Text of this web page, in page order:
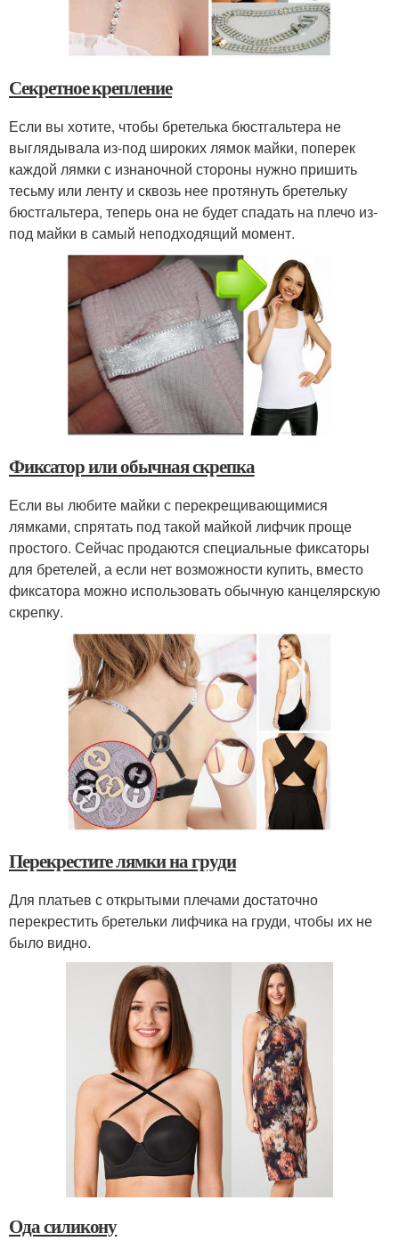
Секретное крепление
Если вы хотите, чтобы бретелька бюстгальтера не
выглядывала из-под широких лямок майки, поперек
каждой лямки с изнаночной стороны нужно пришить
тесьму или ленту и сквозь нее протянуть бретельку
бюстгальтера, теперь она не будет спадать на плечо из-
под майки в самый неподходящий момент.
Фиксатор или обычная скрепка
Если вы любите майки с перекрещивающимися
лямками, спрятать под такой майкой лифчик проще
простого. Сейчас продаются специальные фиксаторы
для бретелей, а если нет возможности купить, вместо
фиксатора можно использовать обычную канцелярскую
скрепку.
Перекрестите лямки на груди
Для платьев с открытыми плечами достаточно
перекрестить бретельки лифчика на груди, чтобы их не
было видно.
Ода силикону